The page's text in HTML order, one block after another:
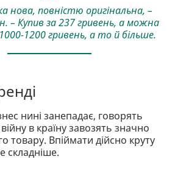
нова, повністю оригінальна, –
– Купив за 237 гривень, а можна
1200 гривень, а то й більше.
нині занепадає, говорять
в країну завозять значно
товару. Впіймати дійсно круту
складніше.